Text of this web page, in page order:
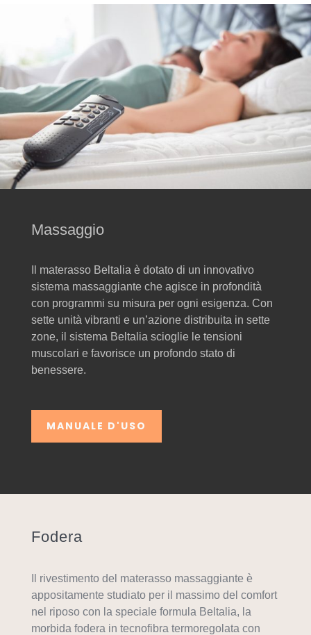
Massaggio
Il materasso Beltalia è dotato di un innovativo
sistema massaggiante che agisce in profondità
con programmi su misura per ogni esigenza. Con
sette unità vibranti e un’azione distribuita in sette
zone, il sistema Beltalia scioglie le tensioni
muscolari e favorisce un profondo stato di
benessere.
MANUALE D'USO
Fodera
Il rivestimento del materasso massaggiante è
appositamente studiato per il massimo del comfort
nel riposo con la speciale formula Beltalia, la
morbida fodera in tecnofibra termoregolata con